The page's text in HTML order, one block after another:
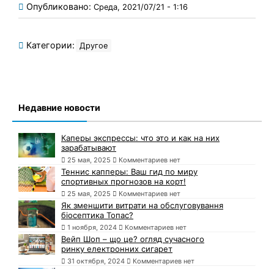
Опубликовано: Среда, 2021/07/21 - 1:16
Категории: Другое
Недавние новости
Каперы экспрессы: что это и как на них
зарабатывают
25 мая, 2025 Комментариев нет
Теннис капперы: Ваш гид по миру
спортивных прогнозов на корт!
25 мая, 2025 Комментариев нет
Як зменшити витрати на обслуговування
біосептика Топас?
1 ноября, 2024 Комментариев нет
Вейп Шоп – що це? огляд сучасного
ринку електронних сигарет
31 октября, 2024 Комментариев нет